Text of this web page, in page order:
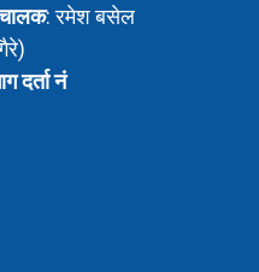
: रमेश बसेल
दर्ता नं